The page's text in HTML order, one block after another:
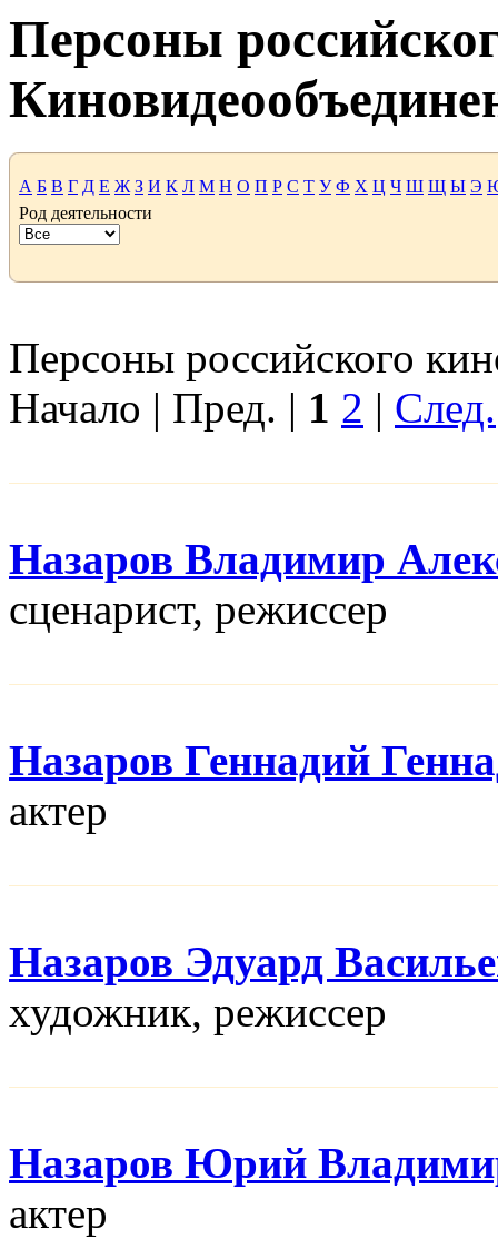
Персоны
А Б В Г Д Е Ж З И К Л М Н О П Р С Т У Ф Х Ц Ч Ш Щ Ы Э
Род деятельности
Персоны российского
Начало | Пред. | 1 2 | След.
Назаров Владимир
сценарист, режисcер
Назаров Геннадий
актер
Назаров Эдуард
художник, режисcер
Назаров Юрий
актер